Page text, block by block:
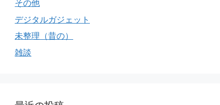
その他
デジタルガジェット
未整理（昔の）
雑談